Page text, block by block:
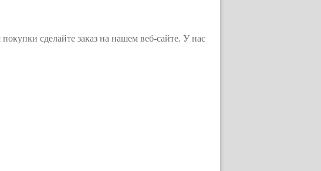
сделайте заказ на нашем веб-сайте. У нас